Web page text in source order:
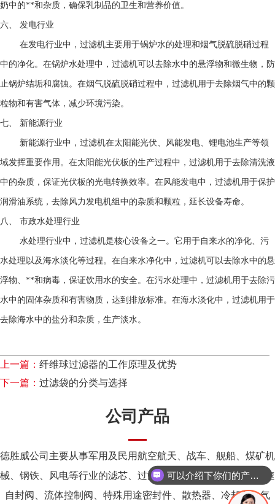
奶中的**和杂质，确保乳制品的卫生和营养价值。
六、 发电行业
在发电行业中，过滤机主要用于锅炉水的处理和烟气脱硫脱硝过程
中的净化。在锅炉水处理中，过滤机可以去除水中的悬浮物和微生物，防
止锅炉结垢和腐蚀。在烟气脱硫脱硝过程中，过滤机用于去除烟气中的颗
粒物和有害气体，减少环境污染。
七、 新能源行业
新能源行业中，过滤机在太阳能光伏、风能发电、锂电池生产等领
域发挥重要作用。在太阳能光伏板的生产过程中，过滤机用于去除清洗液
中的杂质，保证光伏板的光电转换效率。在风能发电中，过滤机用于保护
润滑油系统，去除风力发电机组中的杂质和颗粒，延长设备寿命。
八、 市政水处理行业
水处理行业中，过滤机是核心设备之一。它用于自来水的净化、污
水处理以及海水淡化等过程。在自来水净化中，过滤机可以去除水中的悬
浮物、**和病毒，保证饮用水的安全。在污水处理中，过滤机用于去除污
水中的固体杂质和有害物质，达到排放标准。在海水淡化中，过滤机用于
去除海水中的盐分和杂质，生产淡水。
上一篇： 纤维球过滤器的工作原理及优势
下一篇： 过滤袋的分类与选择
公司产品
德胜威公司主要从事军用及民用航空航天、战车、舰船、煤矿机
械、钢铁、风电等行业的滤芯、过滤器、阀块、过滤装置、快速
自封阀、流体控制阀、特殊用途密封件、散热器、冷却器、气
可以介绍下你们的产品么？
你们是怎么收费的呢？